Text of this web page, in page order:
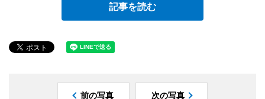
記事を読む
前の写真 次の写真